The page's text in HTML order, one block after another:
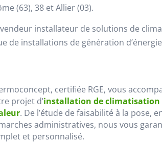
(63), 38 et Allier (03).
installateur de solutions de
de installations de génération
certifiée RGE, vous
projet d’installation de climatisation
. De l’étude de faisabilité à la pose,
administratives, nous vous
et personnalisé.